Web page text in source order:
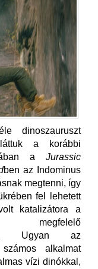
dinoszauruszt
a korábbi
a Jurassic
ben az Indominus
megtenni, így
fel lehetett
katalizátora a
megfelelő
Ugyan az
alkalmat
vízi dinókkal,